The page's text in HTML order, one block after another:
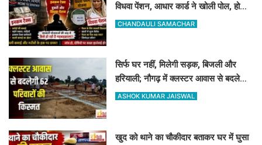
विधवा पेंशन, आधार कार्ड ने खोली पोल, होगी
रिकवरी
CHANDAULI SAMACHAR
सिर्फ घर नहीं, मिलेगी सड़क, बिजली और
हरियाली; नौगढ़ में क्लस्टर आवास से बदलेगी
62 परिवारों की किस्मत
ASHOK KUMAR JAISWAL
खुद को थाने का चौकीदार बताकर घर में घुसा